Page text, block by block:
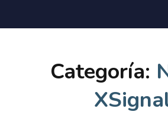
Categoría: